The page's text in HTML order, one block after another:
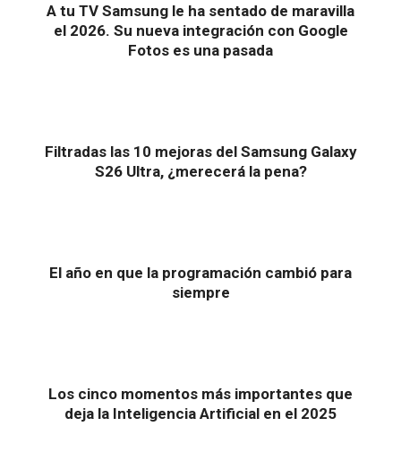
A tu TV Samsung le ha sentado de maravilla
el 2026. Su nueva integración con Google
Fotos es una pasada
Filtradas las 10 mejoras del Samsung Galaxy
S26 Ultra, ¿merecerá la pena?
El año en que la programación cambió para
siempre
Los cinco momentos más importantes que
deja la Inteligencia Artificial en el 2025